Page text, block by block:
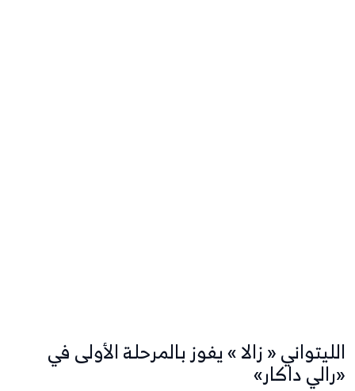
الليتواني « زالا » يفوز بالمرحلة الأولى في
«رالي داكار»